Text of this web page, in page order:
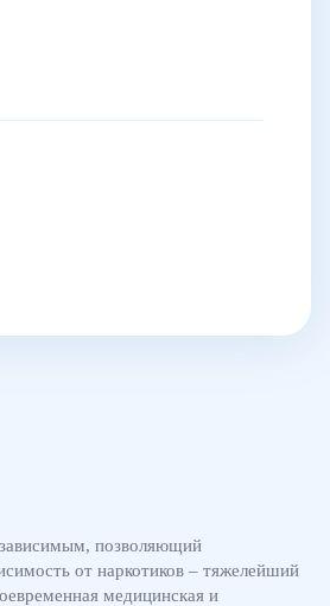
позволяющий
от наркотиков – тяжелейший
медицинская и